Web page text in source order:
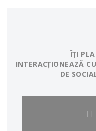
ÎȚI
INTERACȚIONEAZĂ
DE